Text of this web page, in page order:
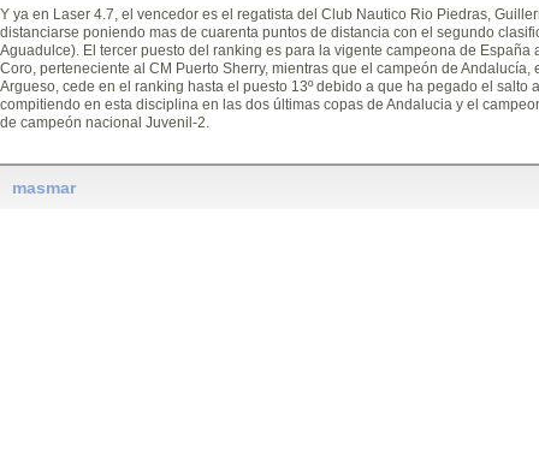
Y ya en Laser 4.7, el vencedor es el regatista del Club Nautico Rio Piedras,
distanciarse poniendo mas de cuarenta puntos de distancia con el segundo
Aguadulce). El tercer puesto del ranking es para la vigente campeona de
Coro, perteneciente al CM Puerto Sherry, mientras que el campeón de
Argueso, cede en el ranking hasta el puesto 13º debido a que ha pegado el salto
compitiendo en esta disciplina en las dos últimas copas de Andalucia y el
de campeón nacional Juvenil-2.
masmar